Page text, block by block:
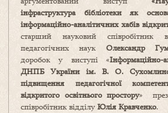
інфраструктура бібліотеки як
інформаційно-аналітичних хабів
старший науковий співробітник
педагогічних наук Олександр
доробок у виступі «Інформаційно-
ДНПБ України ім. В. О.
підвищення педагогічної
відкритого освітнього простору»
співробітник відділуЮлія Кравченко.